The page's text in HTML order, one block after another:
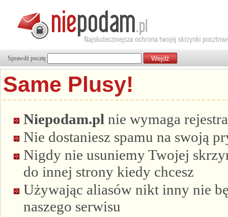
Sprawdź pocztę
Same Plusy!
Niepodam.pl nie wymaga
Nie dostaniesz spamu na swoją
Nigdy nie usuniemy Twojej
do innej strony kiedy chcesz
Używając aliasów nikt inny nie
naszego serwisu